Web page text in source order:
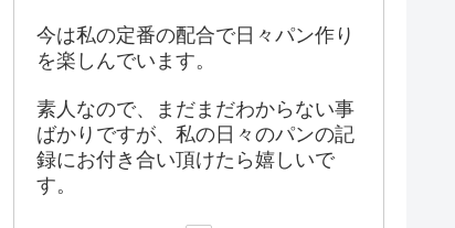
今は私の定番の配合で日々パン作り
を楽しんでいます。
素人なので、まだまだわからない事
ばかりですが、私の日々のパンの記
録にお付き合い頂けたら嬉しいで
す。